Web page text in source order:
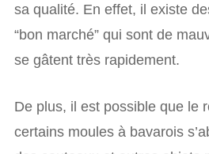
sa qualité. En effet, il existe
“bon marché” qui sont de
se gâtent très rapidement.
De plus, il est possible que le
certains moules à bavarois